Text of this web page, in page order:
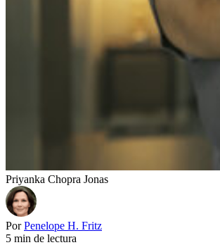
Priyanka Chopra Jonas
Por Penelope H. Fritz
5 min de lectura